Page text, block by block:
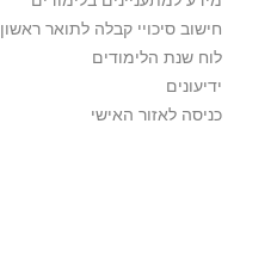
חישוב סיכויי קבלה לתואר ראשון
לוח שנת הלימודים
ידיעונים
כניסה לאזור האישי